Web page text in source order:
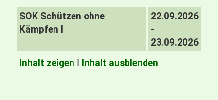
SOK Schützen ohne
Kämpfen I
22.09.2026
-
23.09.2026
Inhalt zeigen I Inhalt ausblenden